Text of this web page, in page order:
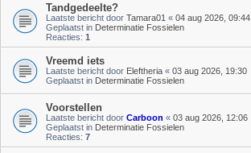
Tandgedeelte?
Laatste bericht door Tamara01 « 04 aug 2026, 09:44
Geplaatst in Determinatie Fossielen
Reacties: 1
Vreemd iets
Laatste bericht door Eleftheria « 03 aug 2026, 19:30
Geplaatst in Determinatie Fossielen
Voorstellen
Laatste bericht door Carboon « 03 aug 2026, 12:06
Geplaatst in Determinatie Fossielen
Reacties: 7